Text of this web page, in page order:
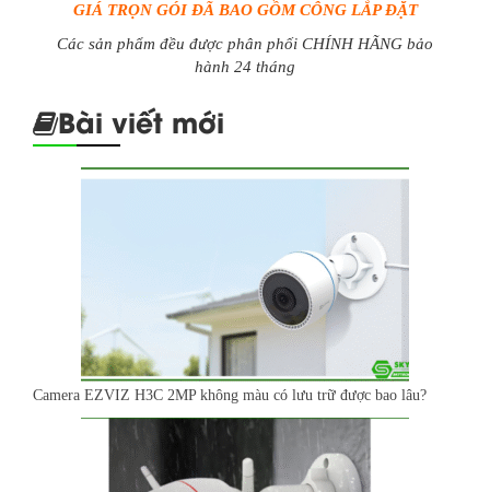
GIÁ TRỌN GÓI ĐÃ BAO GỒM CÔNG LẮP ĐẶT
Các sản phẩm đều được phân phối CHÍNH HÃNG bảo
hành 24 tháng
Bài viết mới
Camera EZVIZ H3C 2MP không màu có lưu trữ được bao lâu?